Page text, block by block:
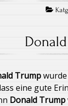
Trump
eine gute
Donald Trump